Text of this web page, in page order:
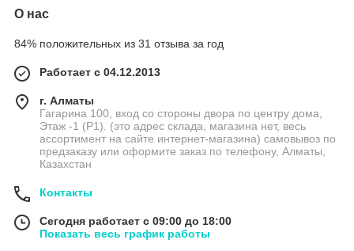
О нас
84% положительных из 31 отзыва за год
Работает с 04.12.2013
г. Алматы
Гагарина 100, вход со стороны двора по центру дома,
Этаж -1 (P1). (это адрес склада, магазина нет, весь
ассортимент на сайте интернет-магазина) самовывоз по
предзаказу или оформите заказ по телефону, Алматы,
Казахстан
Контакты
Сегодня работает с 09:00 до 18:00
Показать весь график работы